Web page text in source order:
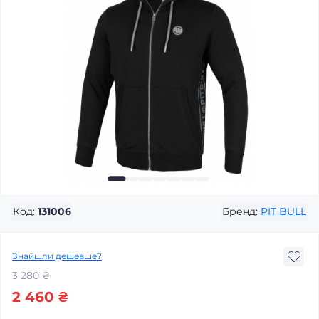
Код: 131006 Бренд: PIT BULL
Знайшли дешевше?
3 280 ₴
2 460 ₴